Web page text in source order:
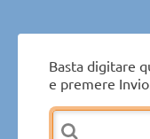
Basta digitare
e premere Invio.